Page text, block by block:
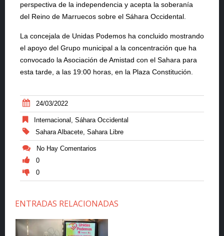
perspectiva de la independencia y acepta la soberanía
del Reino de Marruecos sobre el Sáhara Occidental.
La concejala de Unidas Podemos ha concluido mostrando
el apoyo del Grupo municipal a la concentración que ha
convocado la Asociación de Amistad con el Sahara para
esta tarde, a las 19:00 horas, en la Plaza Constitución.
24/03/2022
Internacional Sáhara Occidental
Sahara Albacete Sahara Libre
No Hay Comentarios
0
0
ENTRADAS RELACIONADAS